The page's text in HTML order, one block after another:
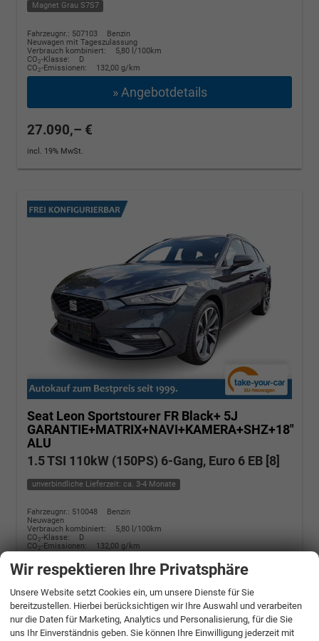
Magnet Grau S7S7
Fahrzeugnr.: 507103
Benzin
Neuwagen mit Tageszulassung
Verbrauch kombiniert:
5,80 l/100km
CO2-Klasse:
D
CO2-Emissionen: 132,00 g/km
» Angebotdetails
27.090,– €
incl. 19% MwSt.
Seat Leon Sportstourer FR Black+ 5J
GARANTIE+MATRIX+NAVI+KAMERA+SHZ+18"
ALU
1.5 TSI 110kW (150PS) 6-Gang, Euro 6 EB [8]
unverbindliche Lieferzeit: ca. 3-4 Monate
Fahrzeugnr.: 510048
Benzin
Neuwagen
Verbrauch kombiniert:
5,80 l/100km
CO2-Klasse:
D
CO2-Emissionen: 132,00 g/km
» Angebotdetails
27.190,– €
incl. 19% MwSt.
Wir respektieren Ihre Privatsphäre
Unsere Website setzt Cookies ein, um unsere Dienste für Sie
bereitzustellen. Hierbei berücksichtigen wir Ihre Auswahl und verarbeiten
nur die Daten für Marketing, Analytics und Personalisierung, für die Sie
uns Ihr Einverständnis geben. Sie können Ihre Einwilligung jederzeit mit